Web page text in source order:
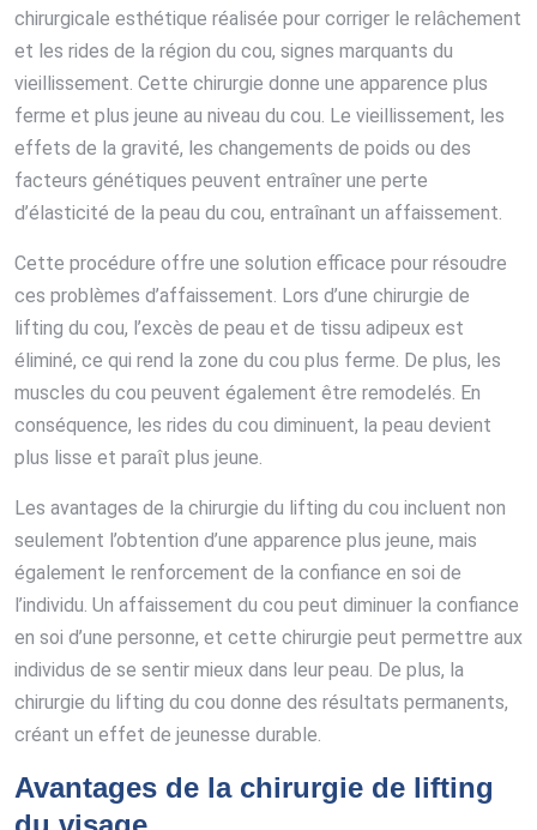
chirurgicale esthétique réalisée pour corriger le relâchement
et les rides de la région du cou, signes marquants du
vieillissement. Cette chirurgie donne une apparence plus
ferme et plus jeune au niveau du cou. Le vieillissement, les
effets de la gravité, les changements de poids ou des
facteurs génétiques peuvent entraîner une perte
d’élasticité de la peau du cou, entraînant un affaissement.
Cette procédure offre une solution efficace pour résoudre
ces problèmes d’affaissement. Lors d’une chirurgie de
lifting du cou, l’excès de peau et de tissu adipeux est
éliminé, ce qui rend la zone du cou plus ferme. De plus, les
muscles du cou peuvent également être remodelés. En
conséquence, les rides du cou diminuent, la peau devient
plus lisse et paraît plus jeune.
Les avantages de la chirurgie du lifting du cou incluent non
seulement l’obtention d’une apparence plus jeune, mais
également le renforcement de la confiance en soi de
l’individu. Un affaissement du cou peut diminuer la confiance
en soi d’une personne, et cette chirurgie peut permettre aux
individus de se sentir mieux dans leur peau. De plus, la
chirurgie du lifting du cou donne des résultats permanents,
créant un effet de jeunesse durable.
Avantages de la chirurgie de lifting